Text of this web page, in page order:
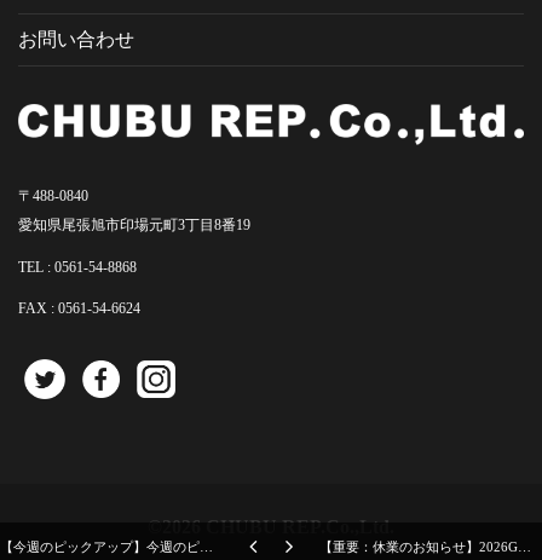
お問い合わせ
〒488-0840
愛知県尾張旭市印場元町3丁目8番19
TEL : 0561-54-8868
FAX : 0561-54-6624
©2026 CHUBU REP.Co.,Ltd.